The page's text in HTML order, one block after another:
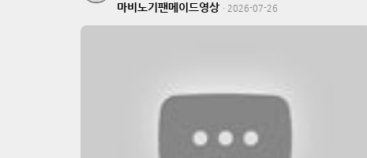
마비노기팬메이드영상 · 2026-07-26